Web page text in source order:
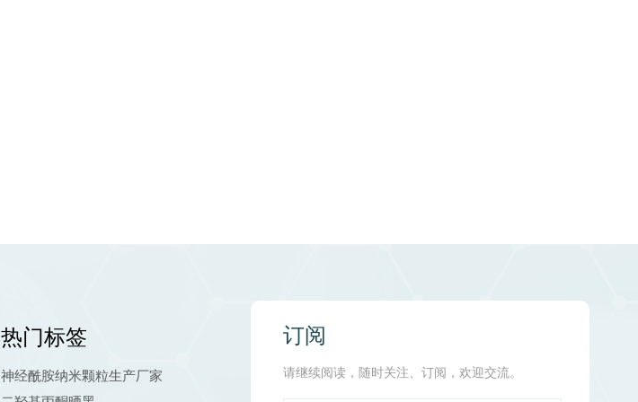
热门标签
神经酰胺纳米颗粒生产厂家
订阅
请继续阅读，随时关注、订阅，欢迎交流。